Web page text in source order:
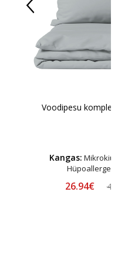
Voodipesu
Kangas:
26.94€